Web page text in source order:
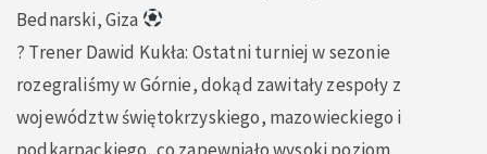
Bednarski, Giza
?️ Trener Dawid Kukła: Ostatni turniej w sezonie
rozegraliśmy w Górnie, dokąd zawitały zespoły z
województw świętokrzyskiego, mazowieckiego i